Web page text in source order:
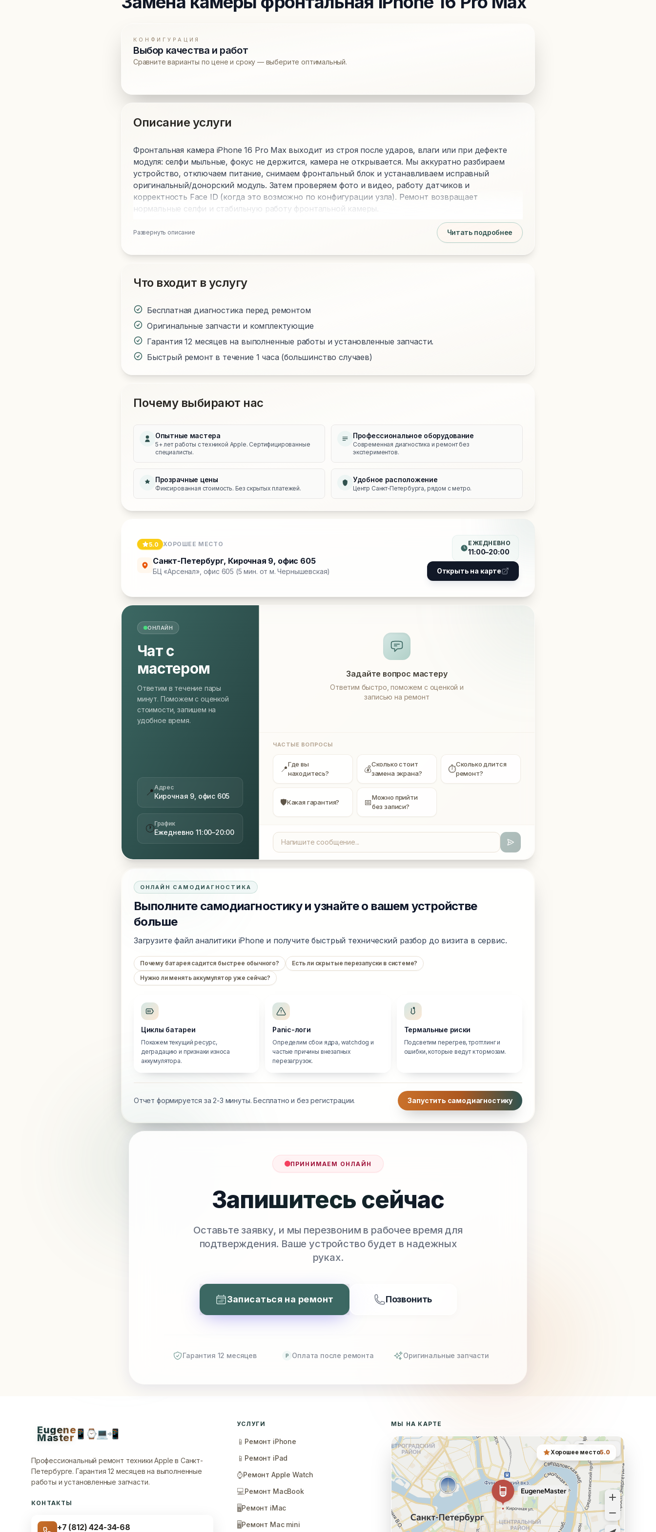
КОНФИГУРАЦИЯ
Выбор качества и работ
Сравните варианты по цене и сроку — выберите оптимальный.
Описание услуги
Фронтальная камера iPhone 16 Pro Max выходит из строя после ударов, влаги или при дефекте
модуля: селфи мыльные, фокус не держится, камера не открывается. Мы аккуратно разбираем
устройство, отключаем питание, снимаем фронтальный блок и устанавливаем исправный
оригинальный/донорский модуль. Затем проверяем фото и видео, работу датчиков и
корректность Face ID (когда это возможно по конфигурации узла). Ремонт возвращает
нормальные селфи и стабильную работу фронтальной камеры.
Развернуть описание Читать подробнее
Что входит в услугу
Бесплатная диагностика перед ремонтом
Оригинальные запчасти и комплектующие
Гарантия 12 месяцев на выполненные работы и установленные запчасти.
Быстрый ремонт в течение 1 часа (большинство случаев)
Почему выбирают нас
Опытные мастера
5+ лет работы с техникой Apple. Сертифицированные
специалисты.
Профессиональное оборудование
Современная диагностика и ремонт без
экспериментов.
Прозрачные цены
Фиксированная стоимость. Без скрытых платежей.
Удобное расположение
Центр Санкт‑Петербурга, рядом с метро.
5.0 ХОРОШЕЕ МЕСТО
Санкт-Петербург, Кирочная 9, офис 605
БЦ «Арсенал», офис 605 (5 мин. от м. Чернышевская)
ЕЖЕДНЕВНО
11:00–20:00
Открыть на карте
ОНЛАЙН
Чат с
мастером
Ответим в течение пары
минут. Поможем с оценкой
стоимости, запишем на
удобное время.
📍Адрес
Кирочная 9, офис 605
🕐График
Ежедневно 11:00–20:00
Задайте вопрос мастеру
Ответим быстро, поможем с оценкой и
записью на ремонт
ЧАСТЫЕ ВОПРОСЫ
📍Где вы
находитесь?
💰Сколько стоит
замена экрана?
⏱Сколько длится
ремонт?
🛡Какая гарантия? 📅Можно прийти
без записи?
ОНЛАЙН САМОДИАГНОСТИКА
Выполните самодиагностику и узнайте о вашем устройстве
больше
Загрузите файл аналитики iPhone и получите быстрый технический разбор до визита в сервис.
Почему батарея садится быстрее обычного?
Есть ли скрытые перезапуски в системе?
Нужно ли менять аккумулятор уже сейчас?
Циклы батареи
Покажем текущий ресурс,
деградацию и признаки износа
аккумулятора.
Panic-логи
Определим сбои ядра, watchdog и
частые причины внезапных
перезагрузок.
Термальные риски
Подсветим перегрев, троттлинг и
ошибки, которые ведут к тормозам.
Отчет формируется за 2-3 минуты. Бесплатно и без регистрации. Запустить самодиагностику
ПРИНИМАЕМ ОНЛАЙН
Запишитесь сейчас
Оставьте заявку, и мы перезвоним в рабочее время для
подтверждения. Ваше устройство будет в надежных
руках.
Записаться на ремонт Позвонить
Гарантия 12 месяцев P Оплата после ремонта Оригинальные запчасти
Eugene
Master📱 ⌚💻📲
Профессиональный ремонт техники Apple в Санкт-
Петербурге. Гарантия 12 месяцев на выполненные
работы и установленные запчасти.
КОНТАКТЫ
+7 (812) 424-34-68
УСЛУГИ
📱 Ремонт iPhone
📱 Ремонт iPad
⌚Ремонт Apple Watch
💻Ремонт MacBook
🖥️Ремонт iMac
🖥️Ремонт Mac mini
МЫ НА КАРТЕ
Хорошее место5.0